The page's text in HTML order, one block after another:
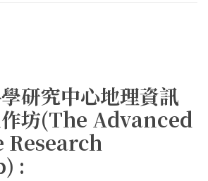
研究中心地理資訊
作坊(The Advanced
Research
: